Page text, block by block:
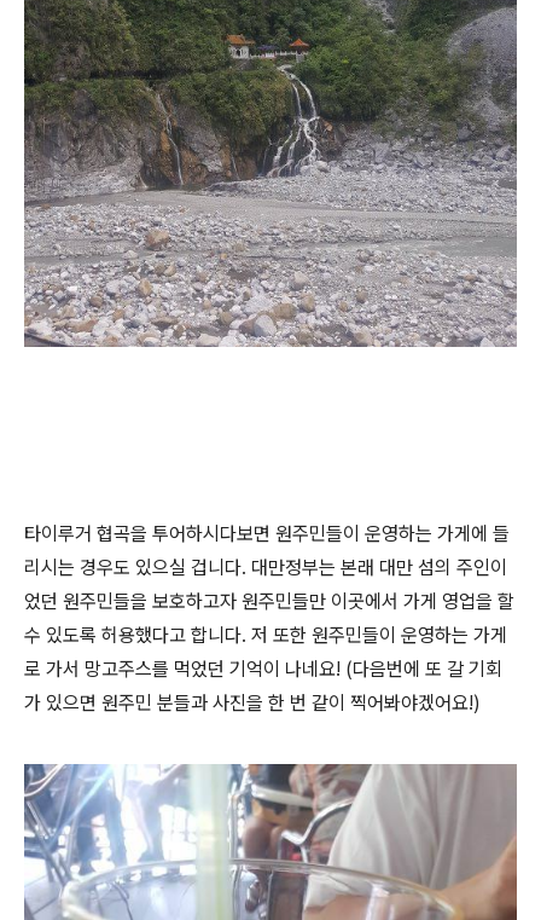
타이루거 협곡을 투어하시다보면 원주민들이 운영하는 가게에 들
리시는 경우도 있으실 겁니다. 대만정부는 본래 대만 섬의 주인이
었던 원주민들을 보호하고자 원주민들만 이곳에서 가게 영업을 할
수 있도록 허용했다고 합니다. 저 또한 원주민들이 운영하는 가게
로 가서 망고주스를 먹었던 기억이 나네요! (다음번에 또 갈 기회
가 있으면 원주민 분들과 사진을 한 번 같이 찍어봐야겠어요!)